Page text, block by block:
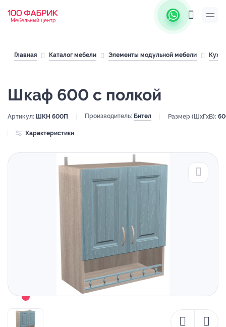
Мебельный центр
Главная Каталог мебели Элементы модульной мебели
Шкаф 600 с полкой
Артикул: ШКН 600П Производитель: Бител Размер (ШхГхВ):
Характеристики